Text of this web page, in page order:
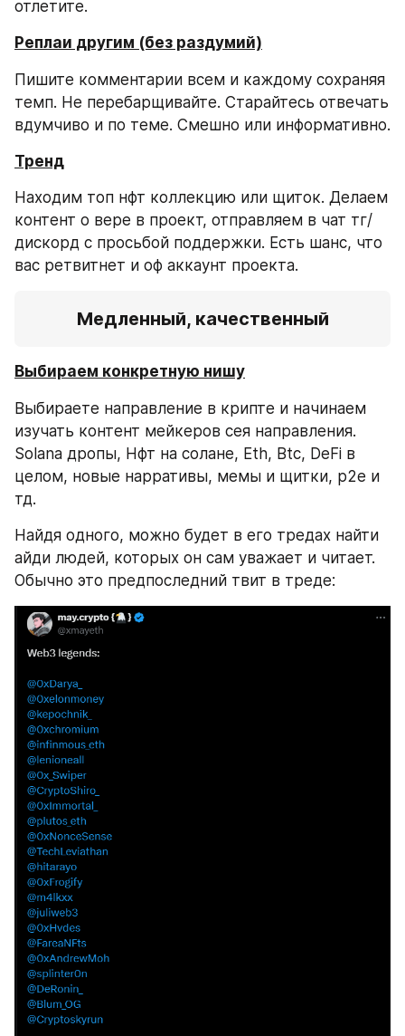
отлетите.
Реплаи другим (без раздумий)
Пишите комментарии всем и каждому сохраняя
темп. Не перебарщивайте. Старайтесь отвечать
вдумчиво и по теме. Смешно или информативно.
Тренд
Находим топ нфт коллекцию или щиток. Делаем
контент о вере в проект, отправляем в чат тг/
дискорд с просьбой поддержки. Есть шанс, что
вас ретвитнет и оф аккаунт проекта.
Медленный, качественный
Выбираем конкретную нишу
Выбираете направление в крипте и начинаем
изучать контент мейкеров сея направления.
Solana дропы, Нфт на солане, Eth, Btc, DeFi в
целом, новые нарративы, мемы и щитки, p2e и
тд.
Найдя одного, можно будет в его тредах найти
айди людей, которых он сам уважает и читает.
Обычно это предпоследний твит в треде: